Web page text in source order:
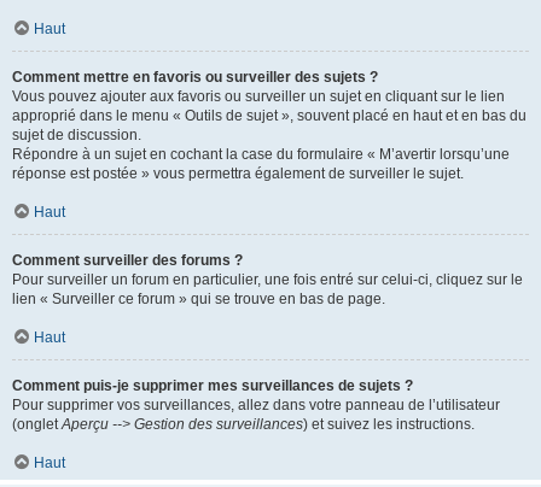
Haut
Comment mettre en favoris ou surveiller des sujets ?
Vous pouvez ajouter aux favoris ou surveiller un sujet en cliquant sur le lien
approprié dans le menu « Outils de sujet », souvent placé en haut et en bas du
sujet de discussion.
Répondre à un sujet en cochant la case du formulaire « M’avertir lorsqu’une
réponse est postée » vous permettra également de surveiller le sujet.
Haut
Comment surveiller des forums ?
Pour surveiller un forum en particulier, une fois entré sur celui-ci, cliquez sur le
lien « Surveiller ce forum » qui se trouve en bas de page.
Haut
Comment puis-je supprimer mes surveillances de sujets ?
Pour supprimer vos surveillances, allez dans votre panneau de l’utilisateur
(ongletAperçu --> Gestion des surveillances) et suivez les instructions.
Haut